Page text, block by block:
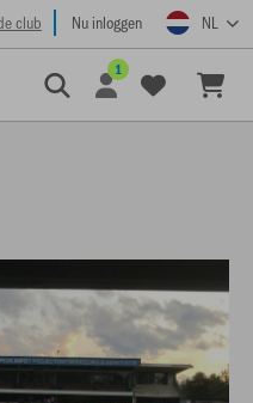
club Nu inloggen NL
1